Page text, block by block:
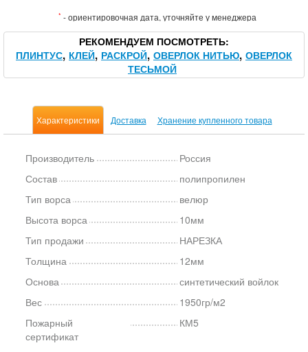
* - ориентировочная дата, уточняйте у менеджера
РЕКОМЕНДУЕМ ПОСМОТРЕТЬ
ПЛИНТУС КЛЕЙ РАСКРОЙ ОВЕРЛОК НИТЬЮ ОВЕРЛОК
ТЕСЬМОЙ
Характеристики Доставка Хранение купленного товара
Производитель
Россия
Состав
полипропилен
Тип ворса
велюр
Высота ворса
10мм
Тип продажи
НАРЕЗКА
Толщина
12мм
Основа
синтетический войлок
Вес
1950гр/м2
Пожарный
сертификат
КМ5